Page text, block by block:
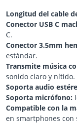
Longitud del cable
Conector USB C
C.
Conector 3.5mm
estándar.
Transmite música
sonido claro y nítido.
Soporta audio
Soporta micrófono:
Compatible con la
en smartphones con